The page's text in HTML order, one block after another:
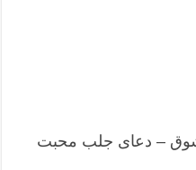
– دعای جلب محبت